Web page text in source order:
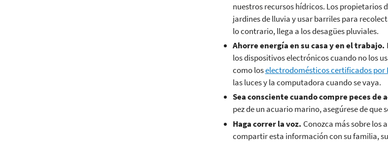
nuestros recursos hídricos. Los propietarios
jardines de lluvia y usar barriles para
lo contrario, llega a los desagües pluviales.
Ahorre energía en su casa y en el trabajo.
los dispositivos electrónicos cuando no los
como loselectrodomésticos certificados por
las luces y la computadora cuando se vaya.
Sea consciente cuando compre peces de
pez de un acuario marino, asegúrese de
Haga correr la voz. Conozca más sobre los
compartir esta información con su familia,